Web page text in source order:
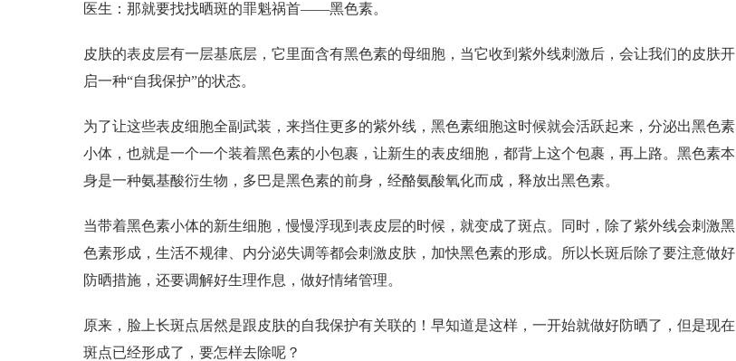
医生：那就要找找晒斑的罪魁祸首——黑色素。
皮肤的表皮层有一层基底层，它里面含有黑色素的母细胞，当它收到紫外线刺激后，会让我们的皮肤开
启一种“自我保护”的状态。
为了让这些表皮细胞全副武装，来挡住更多的紫外线，黑色素细胞这时候就会活跃起来，分泌出黑色素
小体，也就是一个一个装着黑色素的小包裹，让新生的表皮细胞，都背上这个包裹，再上路。黑色素本
身是一种氨基酸衍生物，多巴是黑色素的前身，经酪氨酸氧化而成，释放出黑色素。
当带着黑色素小体的新生细胞，慢慢浮现到表皮层的时候，就变成了斑点。同时，除了紫外线会刺激黑
色素形成，生活不规律、内分泌失调等都会刺激皮肤，加快黑色素的形成。所以长斑后除了要注意做好
防晒措施，还要调解好生理作息，做好情绪管理。
原来，脸上长斑点居然是跟皮肤的自我保护有关联的！早知道是这样，一开始就做好防晒了，但是现在
斑点已经形成了，要怎样去除呢？